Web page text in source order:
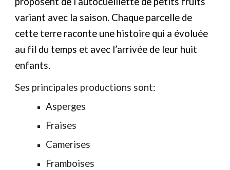
variant avec la saison. Chaque parcelle de
cette terre raconte une histoire qui a évoluée
au fil du temps et avec l’arrivée de leur huit
enfants.
Ses principales productions sont:
Asperges
Fraises
Camerises
Framboises